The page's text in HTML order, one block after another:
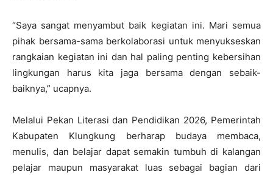
“Saya sangat menyambut baik kegiatan ini. Mari semua
pihak bersama-sama berkolaborasi untuk menyukseskan
rangkaian kegiatan ini dan hal paling penting kebersihan
lingkungan harus kita jaga bersama dengan sebaik-
baiknya,” ucapnya.
Melalui Pekan Literasi dan Pendidikan 2026, Pemerintah
Kabupaten Klungkung berharap budaya membaca,
menulis, dan belajar dapat semakin tumbuh di kalangan
pelajar maupun masyarakat luas sebagai bagian dari